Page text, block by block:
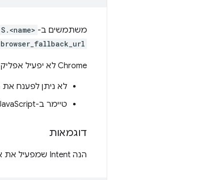
משתמשים ב- S.<name>
browser_fallback_url
Chrome לא יפעיל אפליקציה חיצונית במקרים הבאים:
לא ניתן לפענח את
טיימר ב-JavaScript ניסה לפתוח אפליקציה ללא תנועת משתמש.
דוגמאות
הנה Intent שמפעיל את אפליקציית סורק הברקוד של Zxing: